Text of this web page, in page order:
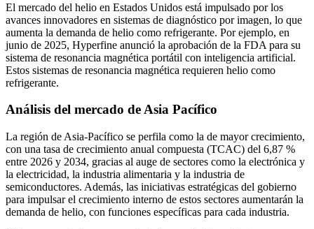
El mercado del helio en Estados Unidos está impulsado por los
avances innovadores en sistemas de diagnóstico por imagen, lo que
aumenta la demanda de helio como refrigerante. Por ejemplo, en
junio de 2025, Hyperfine anunció la aprobación de la FDA para su
sistema de resonancia magnética portátil con inteligencia artificial.
Estos sistemas de resonancia magnética requieren helio como
refrigerante.
Análisis del mercado de Asia Pacífico
La región de Asia-Pacífico se perfila como la de mayor crecimiento,
con una tasa de crecimiento anual compuesta (TCAC) del 6,87 %
entre 2026 y 2034, gracias al auge de sectores como la electrónica y
la electricidad, la industria alimentaria y la industria de
semiconductores. Además, las iniciativas estratégicas del gobierno
para impulsar el crecimiento interno de estos sectores aumentarán la
demanda de helio, con funciones específicas para cada industria.